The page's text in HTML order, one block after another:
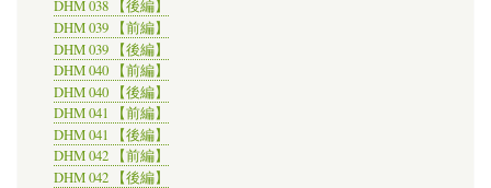
DHM 038 【後編】
DHM 039 【前編】
DHM 039 【後編】
DHM 040 【前編】
DHM 040 【後編】
DHM 041 【前編】
DHM 041 【後編】
DHM 042 【前編】
DHM 042 【後編】